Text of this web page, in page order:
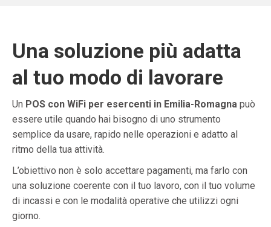
Una soluzione più adatta
al tuo modo di lavorare
Un POS con WiFi per esercenti in Emilia-Romagna può
essere utile quando hai bisogno di uno strumento
semplice da usare, rapido nelle operazioni e adatto al
ritmo della tua attività.
L’obiettivo non è solo accettare pagamenti, ma farlo con
una soluzione coerente con il tuo lavoro, con il tuo volume
di incassi e con le modalità operative che utilizzi ogni
giorno.